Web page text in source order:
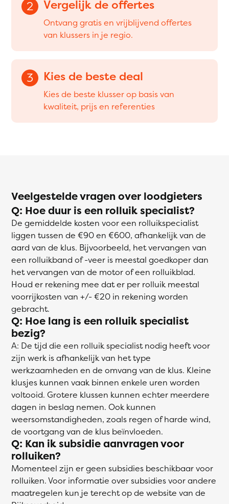
2 Vergelijk de offertes
Ontvang gratis en vrijblijvend offertes
van klussers in je regio.
3 Kies de beste deal
Kies de beste klusser op basis van
kwaliteit, prijs en referenties
Veelgestelde vragen over loodgieters
Q: Hoe duur is een rolluik specialist?
De gemiddelde kosten voor een rolluikspecialist
liggen tussen de €90 en €600, afhankelijk van de
aard van de klus. Bijvoorbeeld, het vervangen van
een rolluikband of -veer is meestal goedkoper dan
het vervangen van de motor of een rolluikblad.
Houd er rekening mee dat er per rolluik meestal
voorrijkosten van +/- €20 in rekening worden
gebracht.
Q: Hoe lang is een rolluik specialist
bezig?
A: De tijd die een rolluik specialist nodig heeft voor
zijn werk is afhankelijk van het type
werkzaamheden en de omvang van de klus. Kleine
klusjes kunnen vaak binnen enkele uren worden
voltooid. Grotere klussen kunnen echter meerdere
dagen in beslag nemen. Ook kunnen
weersomstandigheden, zoals regen of harde wind,
de voortgang van de klus beïnvloeden.
Q: Kan ik subsidie aanvragen voor
rolluiken?
Momenteel zijn er geen subsidies beschikbaar voor
rolluiken. Voor informatie over subsidies voor andere
maatregelen kun je terecht op de website van de